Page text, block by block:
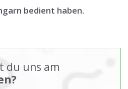
bedient haben.
du uns am